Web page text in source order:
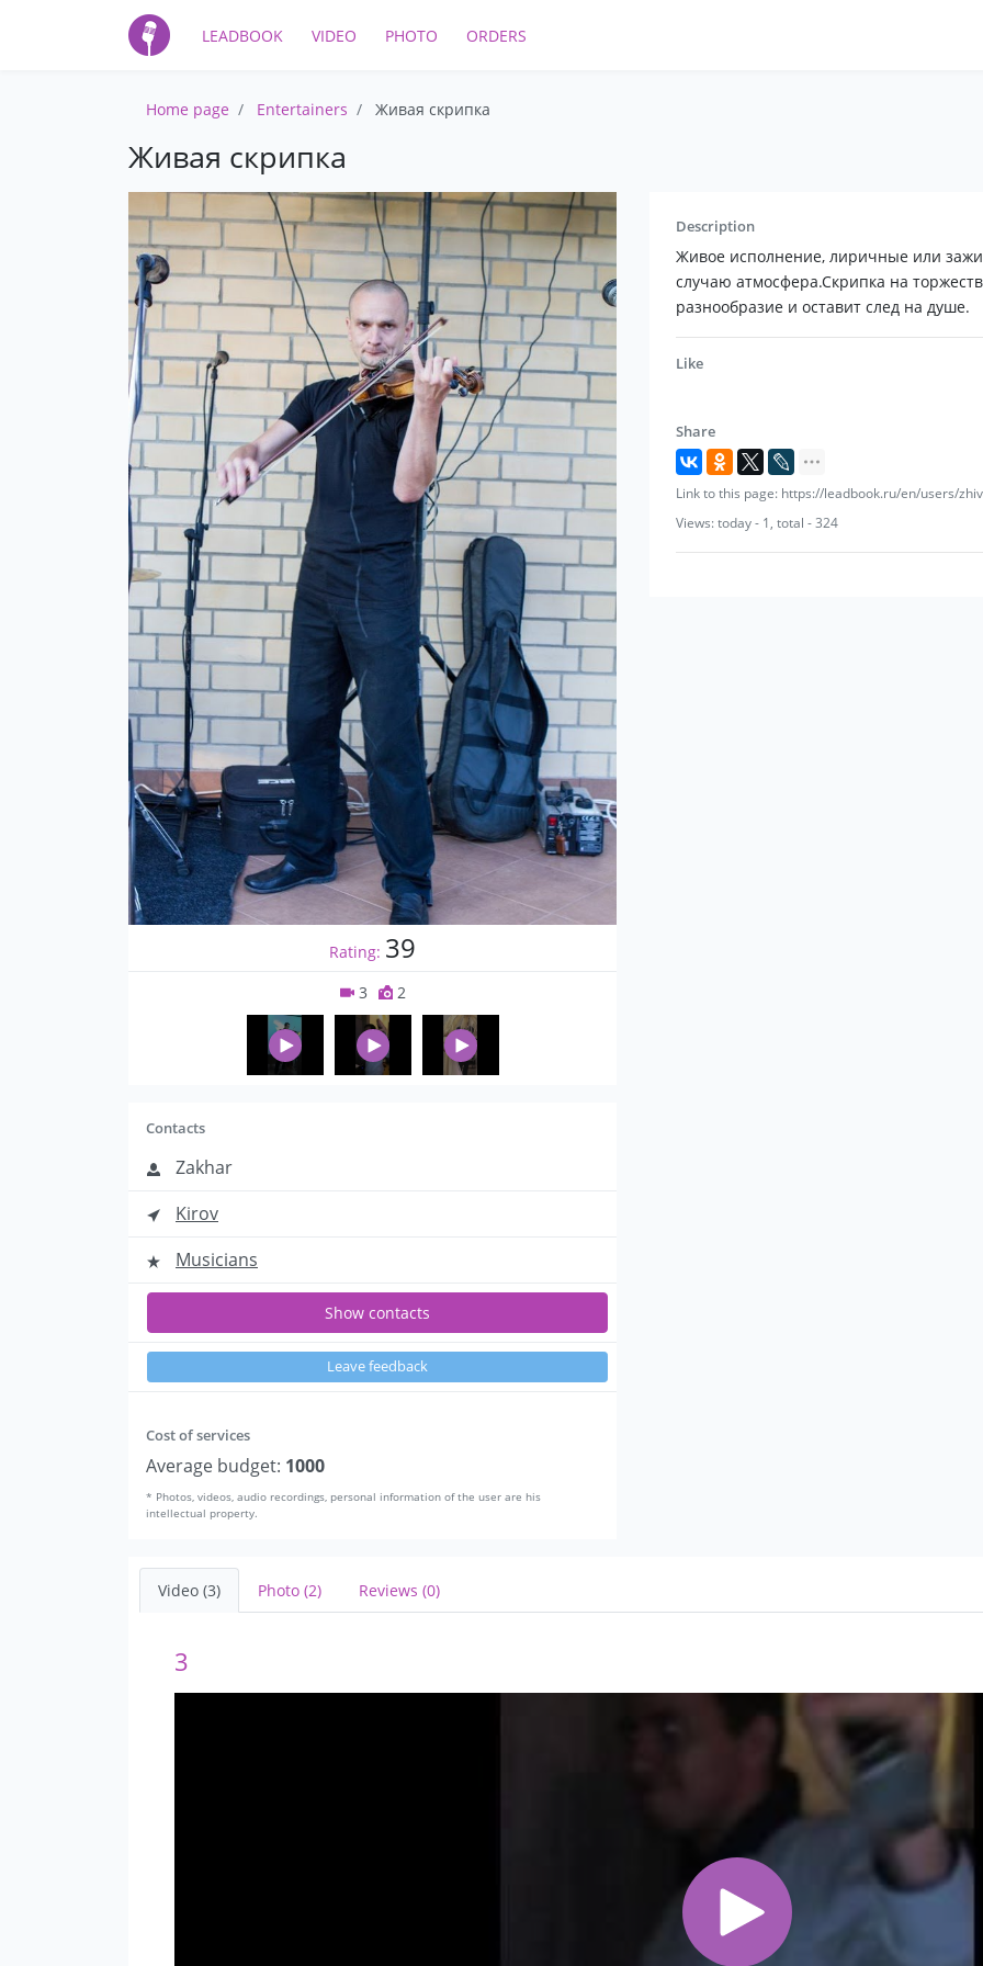
LEADBOOK VIDEO PHOTO ORDERS
Home page Entertainers Живая скрипка
Живая скрипка
Rating: 39
3 2
Contacts
Zakhar
Kirov
Musicians
Show contacts
Leave feedback
Cost of services
Average budget: 1000
* Photos, videos, audio recordings, personal information of the user are his
intellectual property.
Description
Живое исполнение, лиричные или
случаю атмосфера.Скрипка на
разнообразие и оставит след на душе.
Like
Share
Link to this page: https://leadbook.ru/en/users/
Views: today - 1, total - 324
Video (3) Photo (2) Reviews (0)
3